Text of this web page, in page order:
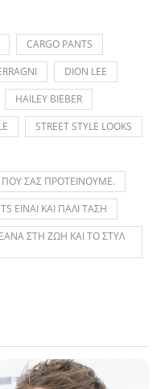
CARGO PANTS
DION LEE
HAILEY BIEBER
STREET STYLE LOOKS
ΠΟΥ ΣΑΣ ΠΡΟΤΕΙΝΟΥΜΕ.
ΕΙΝΑΙ ΚΑΙ ΠΑΛΙ ΤΑΣΗ
ΣΤΗ ΖΩΗ ΚΑΙ ΤΟ ΣΤΥΛ